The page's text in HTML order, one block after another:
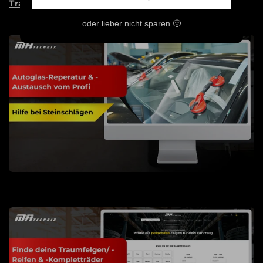
oder lieber nicht sparen 🙁
Traum Wirklichkeit werden zu lassen!